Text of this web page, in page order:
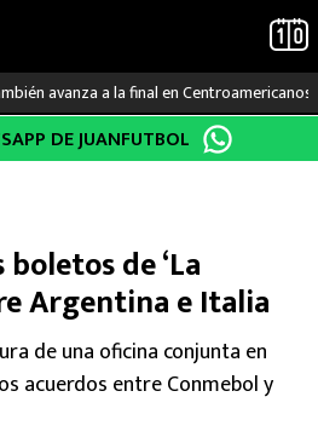
avanza a la final en Centroamericanos
DE JUANFUTBOL
de ‘La
Argentina e Italia
de una oficina conjunta en
acuerdos entre Conmebol y